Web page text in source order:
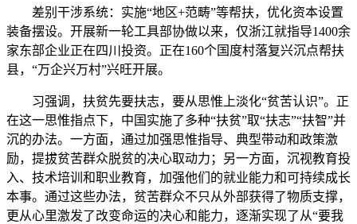
差别干涉系统：实施“地区+范畴”等帮扶，优化资本设置
装备摆设。开展新一轮工具部协做以来，仅浙江就指导1400余
家东部企业正在四川投资。正在160个国度村落复兴沉点帮扶
县，“万企兴万村”兴旺开展。
习强调，扶贫先要扶志，要从思惟上淡化“贫苦认识”。正
在这一思惟指点下，中国实施了多种“扶贫”取“扶志”“扶智”并
沉的办法。一方面，通过加强思惟指导、典型带动和政策激
励，提拔贫苦群众脱贫的决心取动力；另一方面，沉视教育投
入、技术培训和职业教育，加强他们的就业能力和可持续成长
本事。通过这些办法，贫苦群众不只从外部获得了物质支撑，
更从心里激发了改变命运的决心和能力，逐渐实现了从“要我